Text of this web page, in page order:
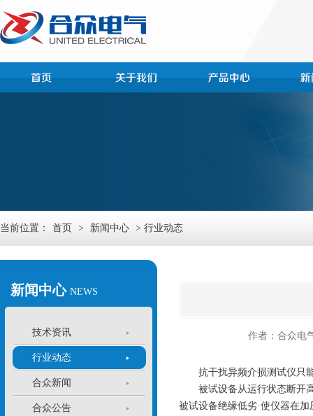
当前位置： 首页 > 新闻中心 > 行业动态
新闻中心 NEWS
技术资讯
行业动态
合众新闻
合众公告
作者：合众电
抗干扰异频介损测试仪只能
被试设备从运行状态断开高
被试设备绝缘低劣·使仪器在